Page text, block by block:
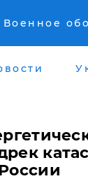
Военное